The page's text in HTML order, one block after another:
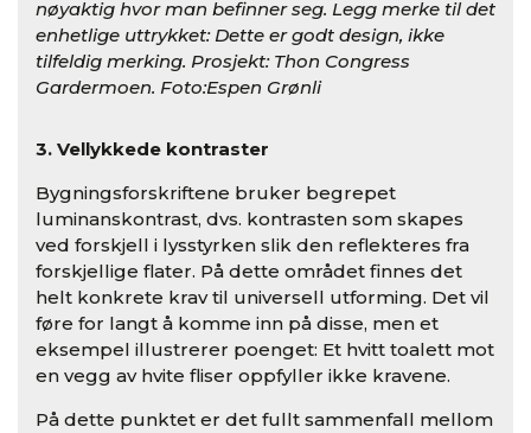
nøyaktig hvor man befinner seg. Legg merke til det
enhetlige uttrykket: Dette er godt design, ikke
tilfeldig merking. Prosjekt: Thon Congress
Gardermoen. Foto:Espen Grønli
3. Vellykkede kontraster
Bygningsforskriftene bruker begrepet
luminanskontrast, dvs. kontrasten som skapes
ved forskjell i lysstyrken slik den reflekteres fra
forskjellige flater. På dette området finnes det
helt konkrete krav til universell utforming. Det vil
føre for langt å komme inn på disse, men et
eksempel illustrerer poenget: Et hvitt toalett mot
en vegg av hvite fliser oppfyller ikke kravene.
På dette punktet er det fullt sammenfall mellom